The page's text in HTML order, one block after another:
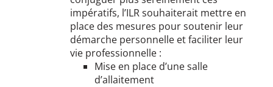
impératifs, l’ILR souhaiterait mettre en
place des mesures pour soutenir leur
démarche personnelle et faciliter leur
vie professionnelle :
Mise en place d’une salle
d’allaitement